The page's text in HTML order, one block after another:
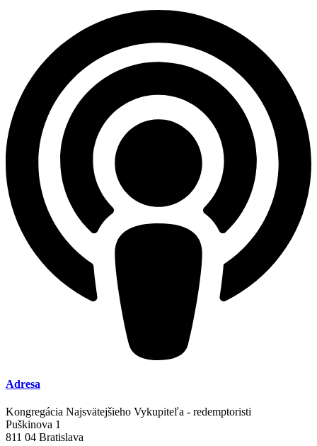
Adresa
Kongregácia Najsvätejšieho Vykupiteľa - redemptoristi
Puškinova 1
811 04 Bratislava